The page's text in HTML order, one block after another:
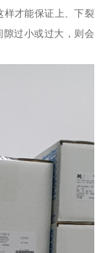
样才能保证上、下裂
过小或过大，则会